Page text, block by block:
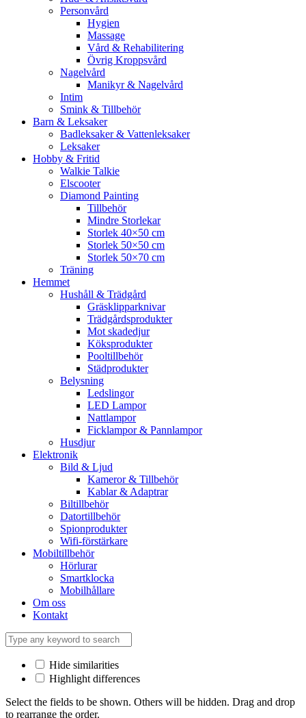
Personvård
Hygien
Massage
Vård & Rehabilitering
Övrig Kroppsvård
Nagelvård
Manikyr & Nagelvård
Intim
Smink & Tillbehör
Barn & Leksaker
Badleksaker & Vattenleksaker
Leksaker
Hobby & Fritid
Walkie Talkie
Elscooter
Diamond Painting
Tillbehör
Mindre Storlekar
Storlek 40×50 cm
Storlek 50×50 cm
Storlek 50×70 cm
Träning
Hemmet
Hushåll & Trädgård
Gräsklipparknivar
Trädgårdsprodukter
Mot skadedjur
Köksprodukter
Pooltillbehör
Städprodukter
Belysning
Ledslingor
LED Lampor
Nattlampor
Ficklampor & Pannlampor
Husdjur
Elektronik
Bild & Ljud
Kameror & Tillbehör
Kablar & Adaptrar
Biltillbehör
Datortillbehör
Spionprodukter
Wifi-förstärkare
Mobiltillbehör
Hörlurar
Smartklocka
Mobilhållare
Om oss
Kontakt
Hide similarities
Highlight differences
Select the fields to be shown. Others will be hidden. Drag and drop
to rearrange the order.